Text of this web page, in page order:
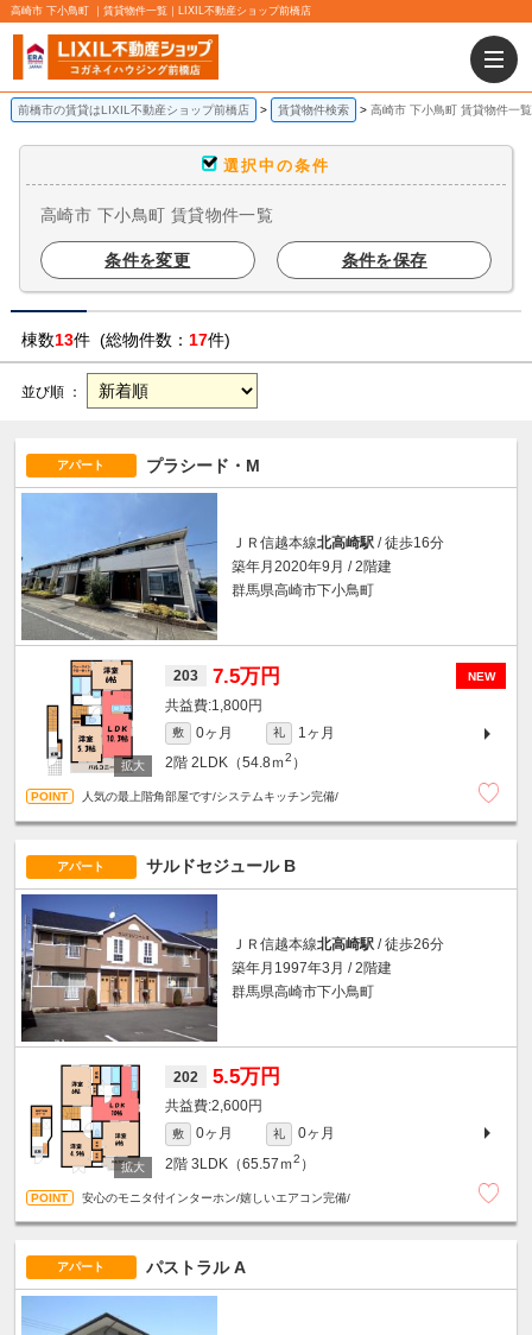
高崎市 下小鳥町 ｜賃貸物件一覧｜LIXIL不動産ショップ前橋店
前橋市の賃貸はLIXIL不動産ショップ前橋店 賃貸物件検索 高崎市 下小鳥町 賃貸物件一覧
選択中の条件
高崎市 下小鳥町 賃貸物件一覧
条件を変更 条件を保存
棟数13件 (総物件数： 17件)
並び順 ：
アパート プラシード・M
ＪＲ信越本線北高崎駅 / 徒歩16分
築年月2020年9月 / 2階建
群馬県高崎市下小鳥町
NEW
203 7.5万円
1,800円
敷 0ヶ月 礼
1ヶ月
2階 2LDK（54.8ｍ2 ）
人気の最上階角部屋です/システムキッチン完備/
アパート サルドセジュール B
ＪＲ信越本線北高崎駅 / 徒歩26分
築年月1997年3月 / 2階建
群馬県高崎市下小鳥町
202 5.5万円
2,600円
敷 0ヶ月 礼
0ヶ月
2階 3LDK（65.57ｍ2 ）
安心のモニタ付インターホン/嬉しいエアコン完備/
アパート パストラル A